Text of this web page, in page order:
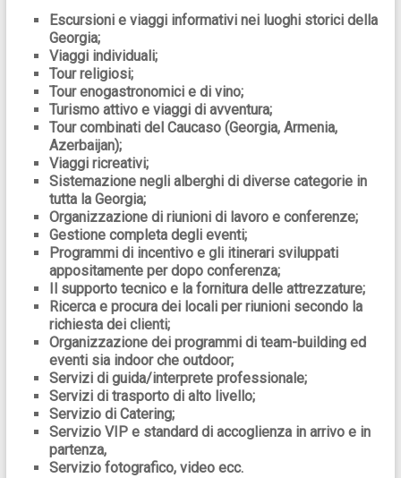
Escursioni e viaggi informativi nei luoghi storici della
Georgia;
Viaggi individuali;
Tour religiosi;
Tour enogastronomici e di vino;
Turismo attivo e viaggi di avventura;
Tour combinati del Caucaso (Georgia, Armenia,
Azerbaijan);
Viaggi ricreativi;
Sistemazione negli alberghi di diverse categorie in
tutta la Georgia;
Organizzazione di riunioni di lavoro e conferenze;
Gestione completa degli eventi;
Programmi di incentivo e gli itinerari sviluppati
appositamente per dopo conferenza;
Il supporto tecnico e la fornitura delle attrezzature;
Ricerca e procura dei locali per riunioni secondo la
richiesta dei clienti;
Organizzazione dei programmi di team-building ed
eventi sia indoor che outdoor;
Servizi di guida/interprete professionale;
Servizi di trasporto di alto livello;
Servizio di Catering;
Servizio VIP e standard di accoglienza in arrivo e in
partenza,
Servizio fotografico, video ecc.